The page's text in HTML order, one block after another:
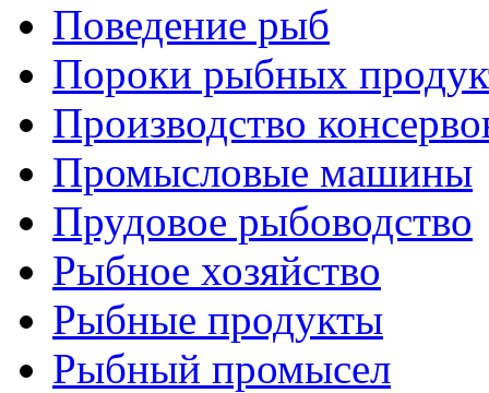
Поведение рыб
Пороки рыбных
Производство
Промысловые машины
Прудовое рыбоводство
Рыбное хозяйство
Рыбные продукты
Рыбный промысел